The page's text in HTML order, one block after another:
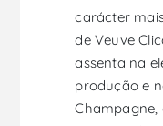
carácter
de Veuve
assenta na
produção e
Champagne,